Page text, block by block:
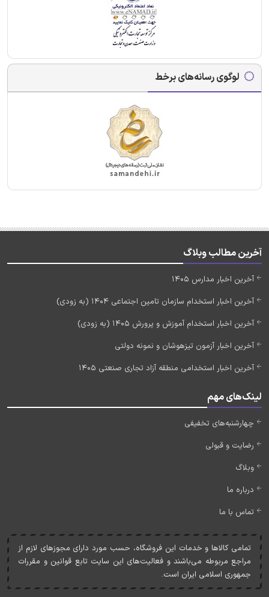
لوگوی رسانه‌های برخط
آخرین مطالب وبلاگ
آخرین اخبار مدارس 1405
آخرین اخبار استخدام سازمان تامین اجتماعی 1404 (به زودی)
آخرین اخبار استخدام آموزش و پرورش 1405 (به زودی)
آخرین اخبار آزمون تیزهوشان و نمونه دولتی
آخرین اخبار استخدامی منطقه آزاد تجاری صنعتی 1405
لینک‌های مهم
چهارشنبه‌های تخفیفی
رضایت و قبولی
وبلاگ
درباره ما
تماس با ما
تمامی کالاها و خدمات اين فروشگاه، حسب مورد دارای مجوزهای لازم از
مراجع مربوطه می‌باشند و فعاليت‌های اين سايت تابع قوانين و مقررات
جمهوری اسلامی ايران است.